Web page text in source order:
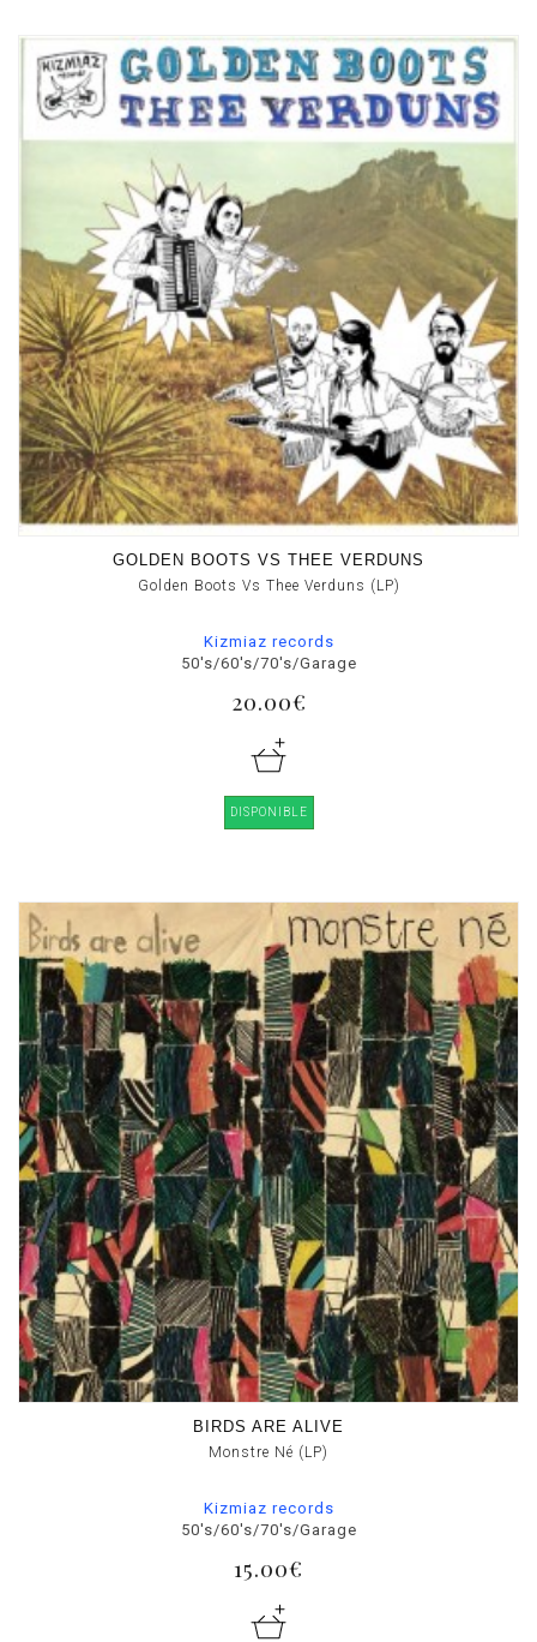
GOLDEN BOOTS VS THEE VERDUNS
Golden Boots Vs Thee Verduns (LP)
Kizmiaz records
50's/60's/70's/Garage
20.00€
DISPONIBLE
BIRDS ARE ALIVE
Monstre Né (LP)
Kizmiaz records
50's/60's/70's/Garage
15.00€